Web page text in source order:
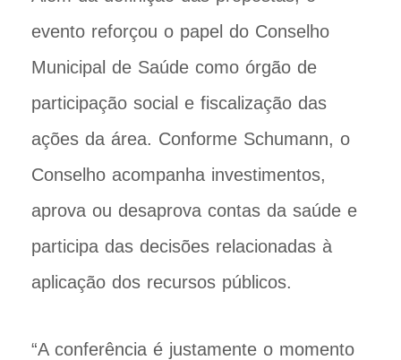
evento reforçou o papel do Conselho
Municipal de Saúde como órgão de
participação social e fiscalização das
ações da área. Conforme Schumann, o
Conselho acompanha investimentos,
aprova ou desaprova contas da saúde e
participa das decisões relacionadas à
aplicação dos recursos públicos.
“A conferência é justamente o momento